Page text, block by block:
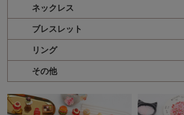
ネックレス
ブレスレット
リング
その他